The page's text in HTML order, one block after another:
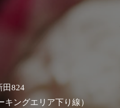
田824
キングエリア下り線）